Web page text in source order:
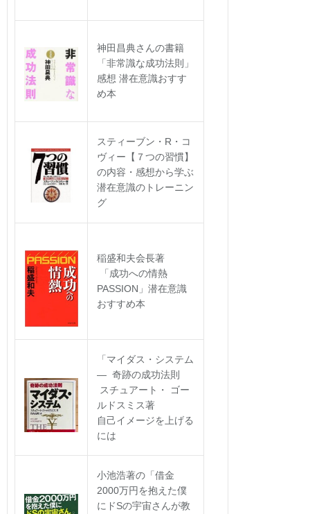
神田昌典さんの書籍
「非常識な成功法則」
感想 潜在意識おすす
め本
スティーブン・R・コ
ヴィー【７つの習慣】
の内容・感想から学ぶ
潜在意識のトレーニン
グ
稲盛和夫会長著
「成功への情熱
PASSION」潜在意識
おすすめ本
「マイダス・システム
― 奇跡の成功法則
スチュアート・ ゴー
ルドスミス著
自己イメージを上げる
には
小池浩著の「借金
2000万円を抱えた僕
にドSの宇宙さんが教